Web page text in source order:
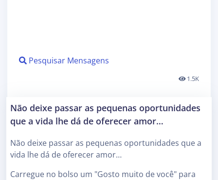
Pesquisar Mensagens
1.5K
Não deixe passar as pequenas oportunidades
que a vida lhe dá de oferecer amor…
Não deixe passar as pequenas oportunidades que a
vida lhe dá de oferecer amor…
Carregue no bolso um "Gosto muito de você" para